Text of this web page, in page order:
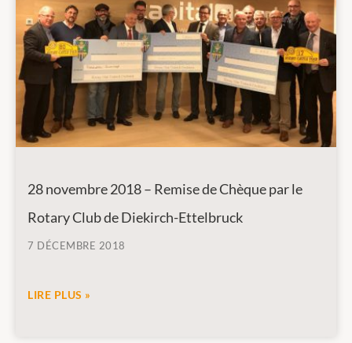
28 novembre 2018 – Remise de Chèque par le
Rotary Club de Diekirch-Ettelbruck
7 DÉCEMBRE 2018
LIRE PLUS »